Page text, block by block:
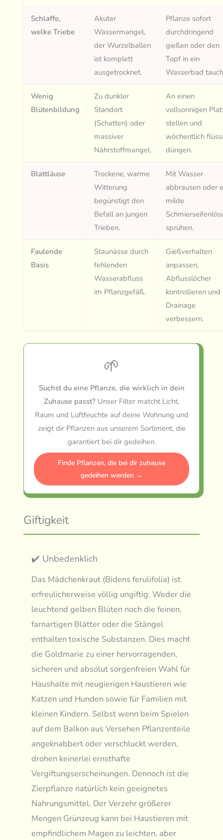
Schlaffe,
welke Triebe
Akuter
Wassermangel,
der Wurzelballen
ist komplett
ausgetrocknet.
Pflanze sofort
durchdringend
gießen oder den
Topf in ein
Wasserbad
Wenig
Blütenbildung
Zu dunkler
Standort
(Schatten) oder
massiver
Nährstoffmangel.
An einen
vollsonnigen
stellen und
wöchentlich
düngen.
Blattläuse
Trockene, warme
Witterung
begünstigt den
Befall an jungen
Trieben.
Mit Wasser
abbrausen oder
milde
sprühen.
Faulende
Basis
Staunässe durch
fehlenden
Wasserabfluss
im Pflanzgefäß.
Gießverhalten
anpassen,
Abflusslöcher
kontrollieren und
Drainage
verbessern.
🌱
Suchst du eine Pflanze, die wirklich in dein
Zuhause passt? Unser Filter matcht Licht,
Raum und Luftfeuchte auf deine Wohnung und
zeigt dir Pflanzen aus unserem Sortiment, die
garantiert bei dir gedeihen.
Finde Pflanzen, die bei dir zuhause
gedeihen werden →
Giftigkeit
✔️ Unbedenklich
Das Mädchenkraut (Bidens ferulifolia) ist
erfreulicherweise völlig ungiftig. Weder die
leuchtend gelben Blüten noch die feinen,
farnartigen Blätter oder die Stängel
enthalten toxische Substanzen. Dies macht
die Goldmarie zu einer hervorragenden,
sicheren und absolut sorgenfreien Wahl für
Haushalte mit neugierigen Haustieren wie
Katzen und Hunden sowie für Familien mit
kleinen Kindern. Selbst wenn beim Spielen
auf dem Balkon aus Versehen Pflanzenteile
angeknabbert oder verschluckt werden,
drohen keinerlei ernsthafte
Vergiftungserscheinungen. Dennoch ist die
Zierpflanze natürlich kein geeignetes
Nahrungsmittel. Der Verzehr größerer
Mengen Grünzeug kann bei Haustieren mit
empfindlichem Magen zu leichten, aber